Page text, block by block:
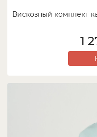
Вискозный комплект
1